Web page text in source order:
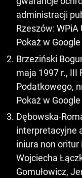
administracji
Rzeszów: WPiA
Pokaż w
Brzeziński
maja 1997 r., III
Podatkowego,
Pokaż w
Dębowska-
interpretacyjne
iniura non oritur
Wojciecha
Gomułowicz,